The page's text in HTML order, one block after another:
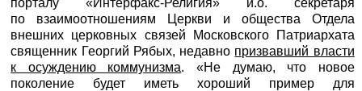
по взаимоотношениям Церкви и общества Отдела
внешних церковных связей Московского Патриархата
священник Георгий Рябых, недавно призвавший власти
к осуждению коммунизма. «Не думаю, что новое
поколение будет иметь хороший пример для